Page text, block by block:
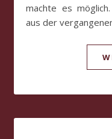
machte es
aus der